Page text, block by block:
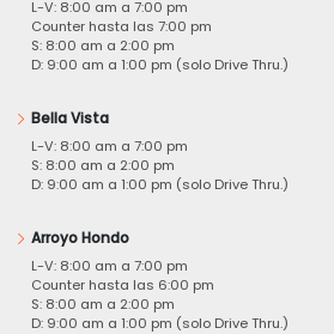
L-V: 8:00 am a 7:00 pm
Counter hasta las 7:00 pm
S: 8:00 am a 2:00 pm
D: 9:00 am a 1:00 pm (solo Drive Thru.)
Bella Vista
L-V: 8:00 am a 7:00 pm
S: 8:00 am a 2:00 pm
D: 9:00 am a 1:00 pm (solo Drive Thru.)
Arroyo Hondo
L-V: 8:00 am a 7:00 pm
Counter hasta las 6:00 pm
S: 8:00 am a 2:00 pm
D: 9:00 am a 1:00 pm (solo Drive Thru.)